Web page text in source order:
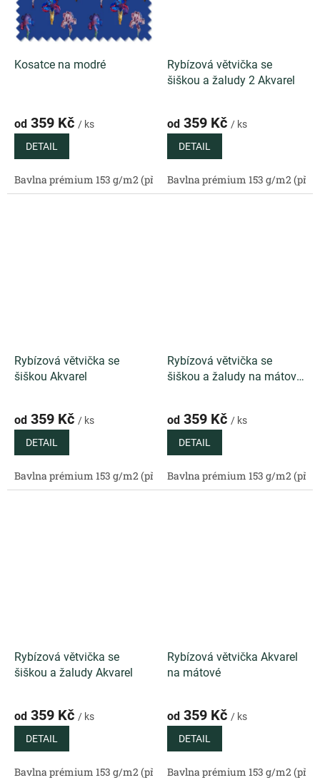
Kosatce na modré
od 359 Kč / ks
DETAIL
Bavlna prémium 153 g/m2 (přírodní) Bavlněný satén 130 g/
Rybízová větvička se
šiškou a žaludy 2 Akvarel
od 359 Kč / ks
DETAIL
Bavlna prémium 153 g/m2
Rybízová větvička se
šiškou Akvarel
od 359 Kč / ks
DETAIL
Bavlna prémium 153 g/m2 (přírodní) Bavlněný satén 130 g/
Rybízová větvička se
šiškou a žaludy na mátové
od 359 Kč / ks
DETAIL
Bavlna prémium 153 g/m2
Rybízová větvička se
šiškou a žaludy Akvarel
od 359 Kč / ks
DETAIL
Bavlna prémium 153 g/m2 (přírodní) Bavlněný satén 130 g/
Rybízová větvička Akvarel
na mátové
od 359 Kč / ks
DETAIL
Bavlna prémium 153 g/m2